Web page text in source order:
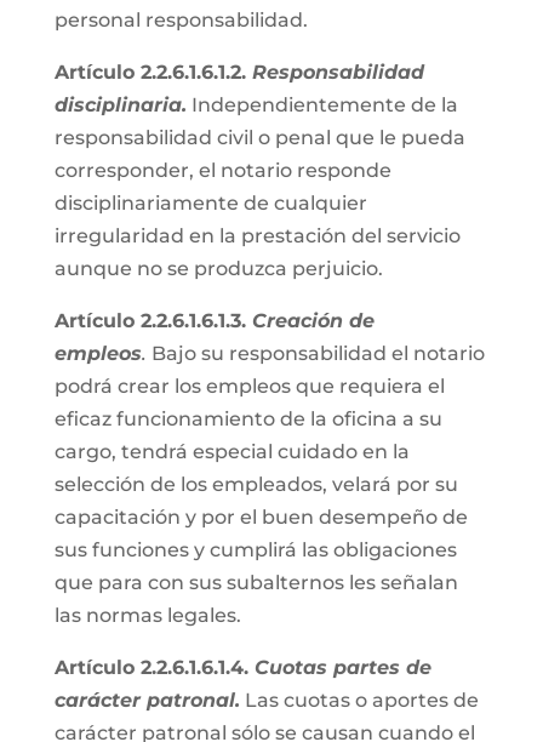
personal responsabilidad.
Artículo 2.2.6.1.6.1.2.Responsabilidad
disciplinaria. Independientemente de la
responsabilidad civil o penal que le pueda
corresponder, el notario responde
disciplinariamente de cualquier
irregularidad en la prestación del servicio
aunque no se produzca perjuicio.
Artículo 2.2.6.1.6.1.3. Creación de
empleos. Bajo su responsabilidad el notario
podrá crear los empleos que requiera el
eficaz funcionamiento de la oficina a su
cargo, tendrá especial cuidado en la
selección de los empleados, velará por su
capacitación y por el buen desempeño de
sus funciones y cumplirá las obligaciones
que para con sus subalternos les señalan
las normas legales.
Artículo 2.2.6.1.6.1.4. Cuotas partes de
carácter patronal. Las cuotas o aportes de
carácter patronal sólo se causan cuando el